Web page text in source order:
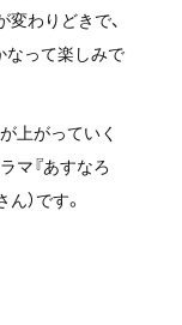
わりどきで、
なって楽しみで
上がっていく
マ『あすなろ
）です。